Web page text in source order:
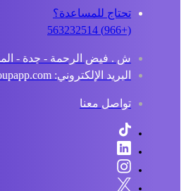
تحتاج للمساعدة؟
ش . فيض الرحمة - جدة - المملكة
البريد الإلكتروني: help@tabibgroupapp.com
تواصل معنا